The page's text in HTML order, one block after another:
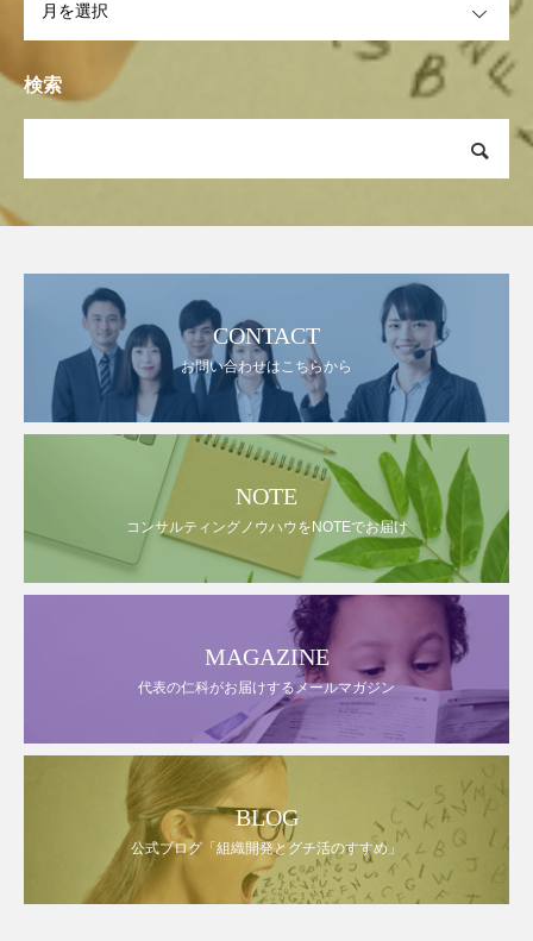
検索
CONTACT
お問い合わせはこちらから
NOTE
コンサルティングノウハウをNOTEでお届け
MAGAZINE
代表の仁科がお届けするメールマガジン
BLOG
公式ブログ「組織開発とグチ活のすすめ」